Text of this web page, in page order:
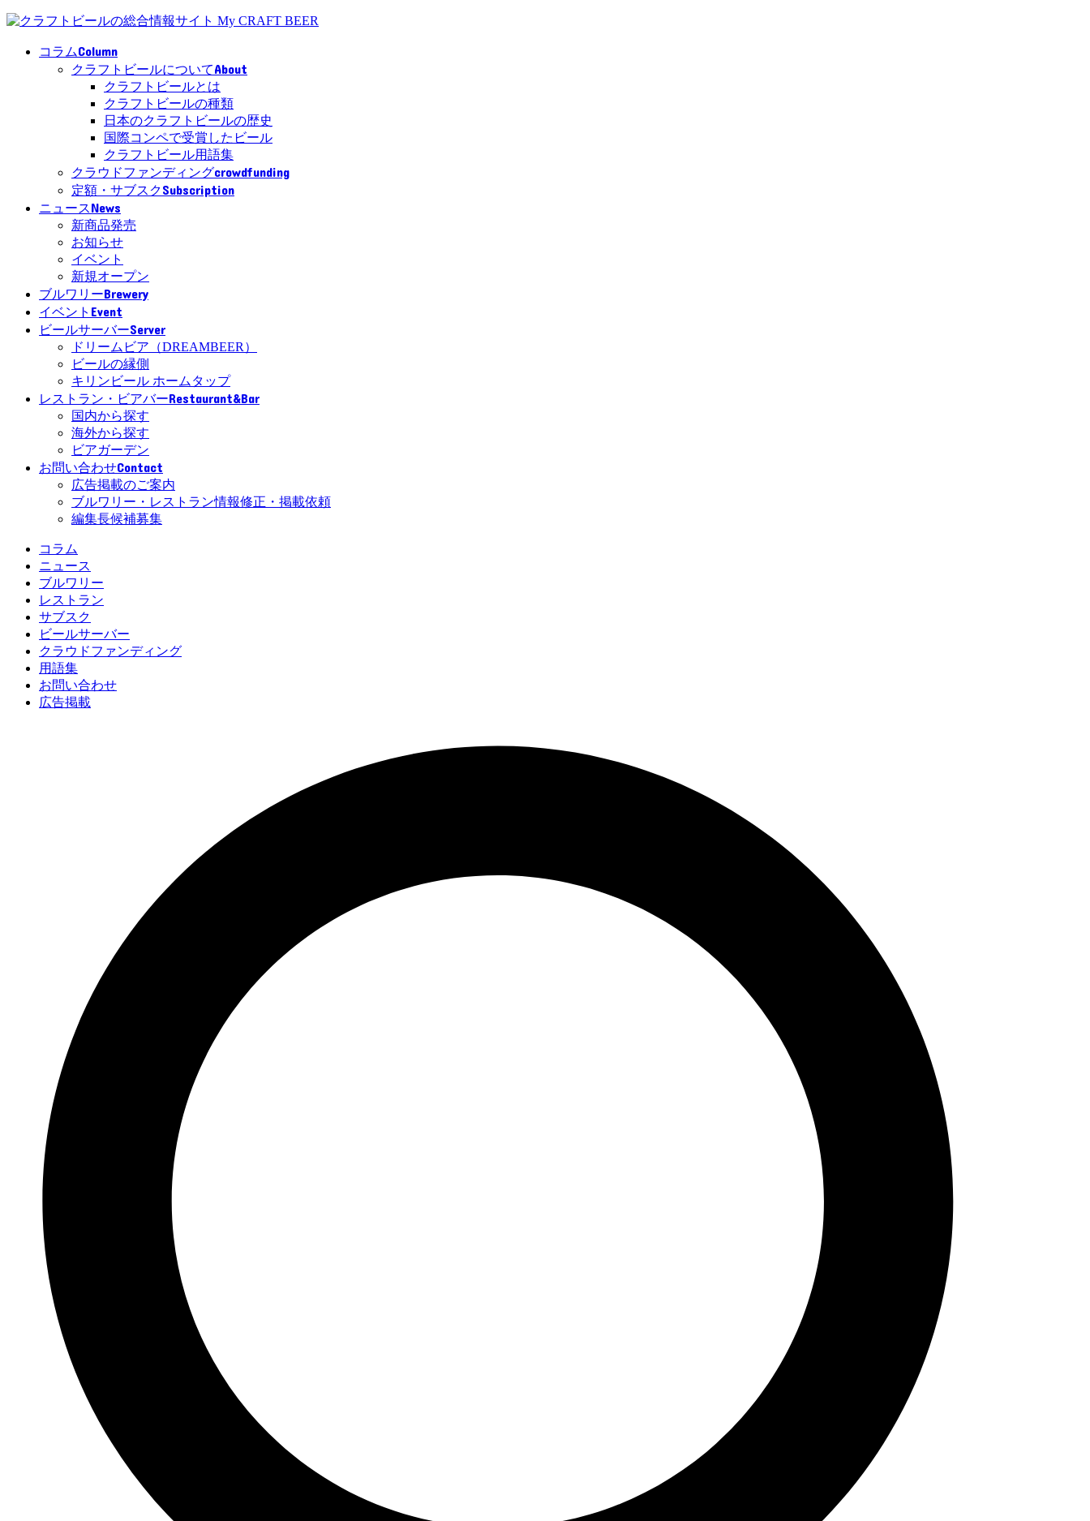
コラムColumn
クラフトビールについてAbout
クラフトビールとは
クラフトビールの種類
日本のクラフトビールの歴史
国際コンペで受賞したビール
クラフトビール用語集
クラウドファンディングcrowdfunding
定額・サブスクSubscription
ニュースNews
新商品発売
お知らせ
イベント
新規オープン
ブルワリーBrewery
イベント Event
ビールサーバーServer
ドリームビア（DREAMBEER）
ビールの縁側
キリンビール ホームタップ
レストラン・ビアバーRestaurant&Bar
国内から探す
海外から探す
ビアガーデン
お問い合わせContact
広告掲載のご案内
ブルワリー・レストラン情報修正・掲載依頼
編集長候補募集
コラム
ニュース
ブルワリー
レストラン
サブスク
ビールサーバー
クラウドファンディング
用語集
お問い合わせ
広告掲載